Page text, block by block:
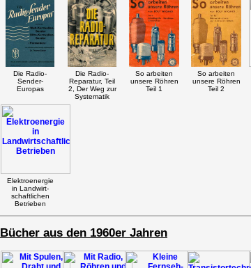
Die Radio-
Sender-
Europas
Die Radio-
Reparatur, Teil
2, Der Weg zur
Systematik
So arbeiten
unsere Röhren
Teil 1
So arbeiten
unsere Röhren
Teil 2
Elektroenergie
in Landwirt-
schaftlichen
Betrieben
Bücher aus den 1960er Jahren